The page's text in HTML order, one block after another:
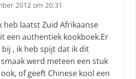
2012 om 20:31
heb laatst Zuid Afrikaanse
een authentiek kookboek.Er
, ik heb spijt dat ik dit
werd meteen een stuk
ook, of geeft Chinese kool een